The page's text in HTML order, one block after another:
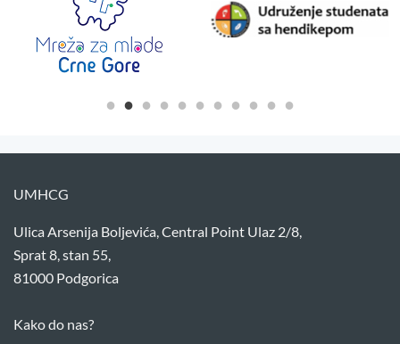
UMHCG
Ulica Arsenija Boljevića, Central Point Ulaz 2/8,
Sprat 8, stan 55,
81000 Podgorica
Kako do nas?